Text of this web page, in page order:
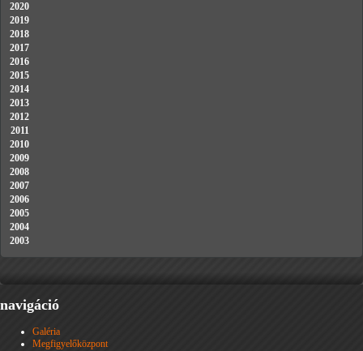
2020
2019
2018
2017
2016
2015
2014
2013
2012
2011
2010
2009
2008
2007
2006
2005
2004
2003
navigáció
Galéria
Megfigyelőközpont